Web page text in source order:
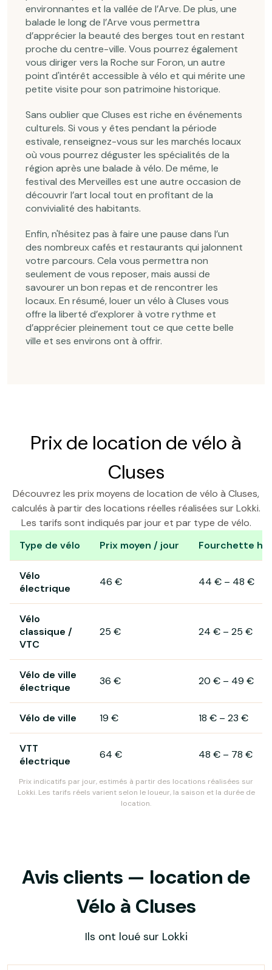
environnantes et la vallée de l’Arve. De plus, une
balade le long de l’Arve vous permettra
d’apprécier la beauté des berges tout en restant
proche du centre-ville. Vous pourrez également
vous diriger vers la Roche sur Foron, un autre
point d'intérêt accessible à vélo et qui mérite une
petite visite pour son patrimoine historique.
Sans oublier que Cluses est riche en événements
culturels. Si vous y êtes pendant la période
estivale, renseignez-vous sur les marchés locaux
où vous pourrez déguster les spécialités de la
région après une balade à vélo. De même, le
festival des Merveilles est une autre occasion de
découvrir l’art local tout en profitant de la
convivialité des habitants.
Enfin, n'hésitez pas à faire une pause dans l’un
des nombreux cafés et restaurants qui jalonnent
votre parcours. Cela vous permettra non
seulement de vous reposer, mais aussi de
savourer un bon repas et de rencontrer les
locaux. En résumé, louer un vélo à Cluses vous
offre la liberté d’explorer à votre rythme et
d’apprécier pleinement tout ce que cette belle
ville et ses environs ont à offrir.
Prix de location de vélo à
Cluses
Découvrez les prix moyens de location de vélo à Cluses,
calculés à partir des locations réelles réalisées sur Lokki.
Les tarifs sont indiqués par jour et par type de vélo.
Type de vélo Prix moyen / jour Fourchette
Vélo
électrique
46 € 44 € – 48 €
Vélo
classique /
VTC
25 € 24 € – 25 €
Vélo de ville
électrique
36 € 20 € – 49 €
Vélo de ville 19 € 18 € – 23 €
VTT
électrique
64 € 48 € – 78 €
Prix indicatifs par jour, estimés à partir des locations réalisées sur
Lokki. Les tarifs réels varient selon le loueur, la saison et la durée de
location.
Avis clients — location de
Vélo à Cluses
Ils ont loué sur Lokki